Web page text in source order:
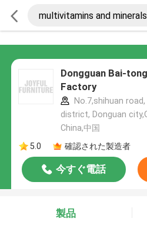
Dongguan Bai-
Factory
No.7,shihuan
district, Donguan
China,中国
5.0
確認された製造者
今すぐ電話
製品